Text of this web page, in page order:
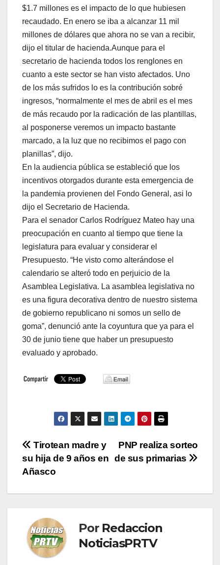
$1.7 millones es el impacto de lo que hubiesen
recaudado. En enero se iba a alcanzar 11 mil
millones de dólares que ahora no se van a recibir,
dijo el titular de hacienda.Aunque para el
secretario de hacienda todos los renglones en
cuanto a este sector se han visto afectados. Uno
de los más sufridos lo es la contribución sobré
ingresos, “normalmente el mes de abril es el mes
de más recaudo por la radicación de las plantillas,
al posponerse veremos un impacto bastante
marcado, a la luz que no recibimos el pago con
planillas”, dijo.
En la audiencia pública se estableció que los
incentivos otorgados durante esta emergencia de
la pandemia provienen del Fondo General, asi lo
dijo el Secretario de Hacienda.
Para el senador Carlos Rodríguez Mateo hay una
preocupación en cuanto al tiempo que tiene la
legislatura para evaluar y considerar el
Presupuesto. “He visto como alterándose el
calendario se alteró todo en perjuicio de la
Asamblea Legislativa. La asamblea legislativa no
es una figura decorativa dentro de nuestro sistema
de gobierno republicano ni somos un sello de
goma”, denunció ante la coyuntura que ya para el
30 de junio tiene que haber un presupuesto
evaluado y aprobado.
Navegación
de
entradas
PNP realiza sorteo
de sus primarias
Tirotean madre y
su hija de 9 años en
Añasco
Por Redaccion
NoticiasPRTV